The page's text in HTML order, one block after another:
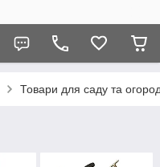
Товари для саду та